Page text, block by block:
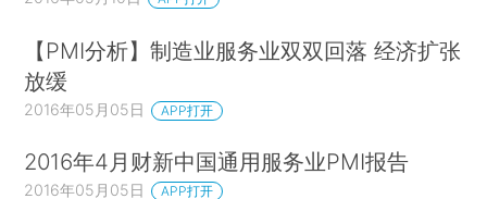
【PMI分析】制造业服务业双双回落 经济扩张
放缓
2016年05月05日 APP打开
2016年4月财新中国通用服务业PMI报告
2016年05月05日 APP打开